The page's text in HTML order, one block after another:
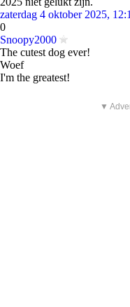
zaterdag 4 oktober 2025,
0
Snoopy2000
The cutest dog ever!
Woef
I'm the greatest!
▼